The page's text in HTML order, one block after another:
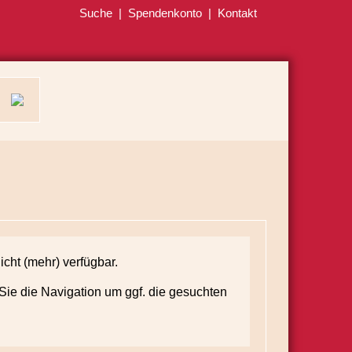
Suche Spendenkonto Kontakt
(mehr) verfügbar.
die Navigation um ggf. die gesuchten